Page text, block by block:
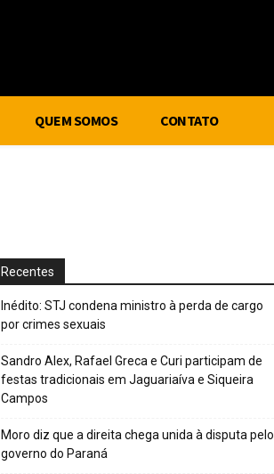
QUEM SOMOS CONTATO
Recentes
Inédito: STJ condena ministro à perda de cargo
por crimes sexuais
Sandro Alex, Rafael Greca e Curi participam de
festas tradicionais em Jaguariaíva e Siqueira
Campos
Moro diz que a direita chega unida à disputa pelo
governo do Paraná